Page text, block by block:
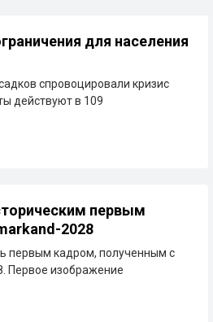
для населения
спровоцировали кризис
действуют в 109
первым
2028
первым кадром, полученным с
Первое изображение